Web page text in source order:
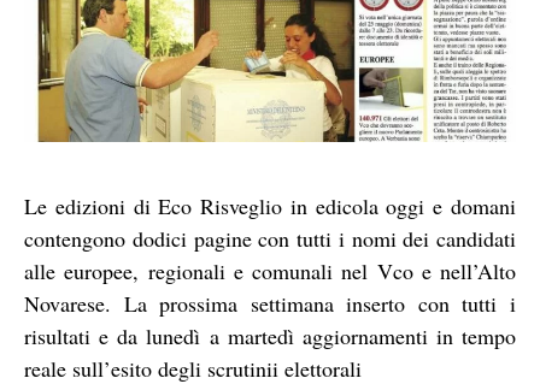
Le edizioni di Eco Risveglio in edicola oggi e domani
contengono dodici pagine con tutti i nomi dei candidati
alle europee, regionali e comunali nel Vco e nell’Alto
Novarese. La prossima settimana inserto con tutti i
risultati e da lunedì a martedì aggiornamenti in tempo
reale sull’esito degli scrutinii elettorali